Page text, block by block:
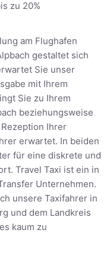
zu 20%
am Flughafen
gestaltet sich
Sie unser
mit Ihrem
Sie zu Ihrem
beziehungsweise
Ihrer
erwartet. In beiden
für eine diskrete und
Travel Taxi ist ein in
Unternehmen.
unsere Taxifahrer in
und dem Landkreis
kaum zu